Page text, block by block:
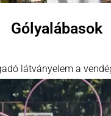
Gólyalábasok
látványelem a